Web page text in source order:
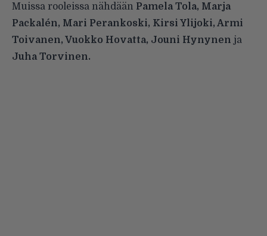
Muissa rooleissa nähdään Pamela Tola, Marja
Packalén, Mari Perankoski, Kirsi Ylijoki, Armi
Toivanen, Vuokko Hovatta, Jouni Hynynen ja
Juha Torvinen.